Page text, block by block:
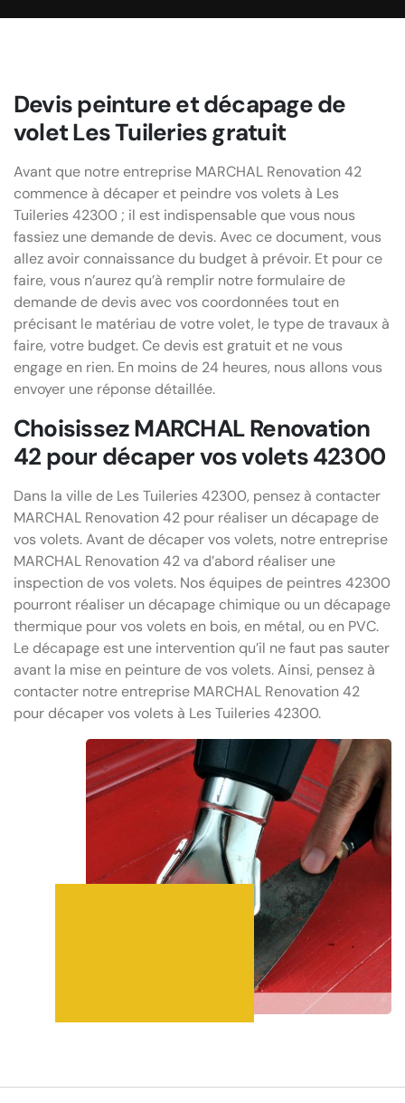
Devis peinture et décapage de
volet Les Tuileries gratuit
Avant que notre entreprise MARCHAL Renovation 42
commence à décaper et peindre vos volets à Les
Tuileries 42300 ; il est indispensable que vous nous
fassiez une demande de devis. Avec ce document, vous
allez avoir connaissance du budget à prévoir. Et pour ce
faire, vous n’aurez qu’à remplir notre formulaire de
demande de devis avec vos coordonnées tout en
précisant le matériau de votre volet, le type de travaux à
faire, votre budget. Ce devis est gratuit et ne vous
engage en rien. En moins de 24 heures, nous allons vous
envoyer une réponse détaillée.
Choisissez MARCHAL Renovation
42 pour décaper vos volets 42300
Dans la ville de Les Tuileries 42300, pensez à contacter
MARCHAL Renovation 42 pour réaliser un décapage de
vos volets. Avant de décaper vos volets, notre entreprise
MARCHAL Renovation 42 va d’abord réaliser une
inspection de vos volets. Nos équipes de peintres 42300
pourront réaliser un décapage chimique ou un décapage
thermique pour vos volets en bois, en métal, ou en PVC.
Le décapage est une intervention qu’il ne faut pas sauter
avant la mise en peinture de vos volets. Ainsi, pensez à
contacter notre entreprise MARCHAL Renovation 42
pour décaper vos volets à Les Tuileries 42300.